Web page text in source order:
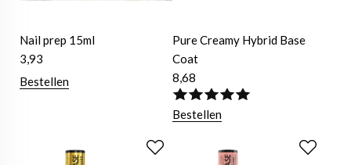
Nail prep 15ml
3,93
Bestellen
Pure Creamy Hybrid Base
Coat
8,68
Bestellen